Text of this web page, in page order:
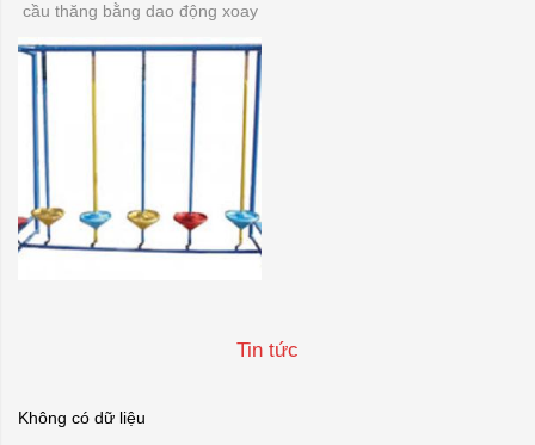
cầu thăng bằng dao động xoay
Tin tức
Không có dữ liệu